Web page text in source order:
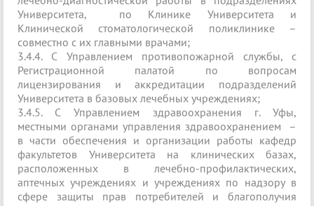
Университета, по Клинике Университета и
Клинической стоматологической поликлинике –
совместно с их главными врачами;
3.4.4. С Управлением противопожарной службы, с
Регистрационной палатой по вопросам
лицензирования и аккредитации подразделений
Университета в базовых лечебных учреждениях;
3.4.5. С Управлением здравоохранения г. Уфы,
местными органами управления здравоохранением –
в части обеспечения и организации работы кафедр
факультетов Университета на клинических базах,
расположенных в лечебно-профилактических,
аптечных учреждениях и учреждениях по надзору в
сфере защиты прав потребителей и благополучия